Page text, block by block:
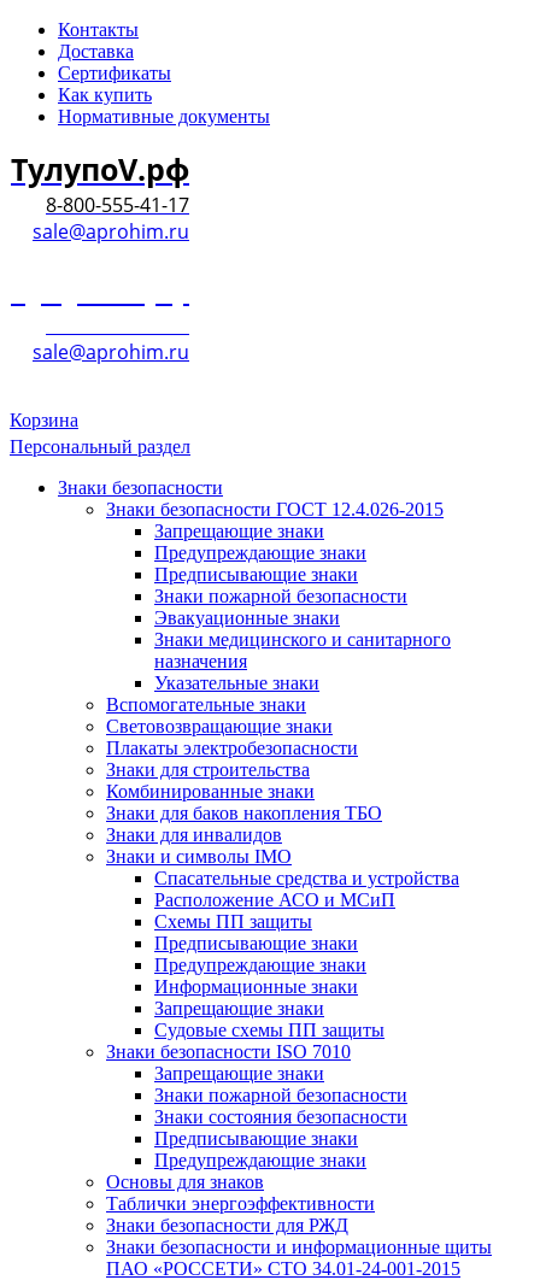
Контакты
Доставка
Сертификаты
Как купить
Нормативные документы
ТулупоV.рф
8-800-555-41-17
sale@aprohim.ru
sale@aprohim.ru
Корзина
Персональный раздел
Знаки безопасности
Знаки безопасности ГОСТ 12.4.026-2015
Запрещающие знаки
Предупреждающие знаки
Предписывающие знаки
Знаки пожарной безопасности
Эвакуационные знаки
Знаки медицинского и санитарного
назначения
Указательные знаки
Вспомогательные знаки
Световозвращающие знаки
Плакаты электробезопасности
Знаки для строительства
Комбинированные знаки
Знаки для баков накопления ТБО
Знаки для инвалидов
Знаки и символы IMO
Спасательные средства и устройства
Расположение АСО и МСиП
Схемы ПП защиты
Предписывающие знаки
Предупреждающие знаки
Информационные знаки
Запрещающие знаки
Судовые схемы ПП защиты
Знаки безопасности ISO 7010
Запрещающие знаки
Знаки пожарной безопасности
Знаки состояния безопасности
Предписывающие знаки
Предупреждающие знаки
Основы для знаков
Таблички энергоэффективности
Знаки безопасности для РЖД
Знаки безопасности и информационные щиты
ПАО «РОССЕТИ» СТО 34.01-24-001-2015